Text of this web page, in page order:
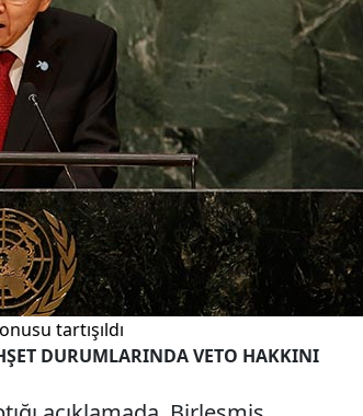
tartışıldı
DURUMLARINDA VETO HAKKINI